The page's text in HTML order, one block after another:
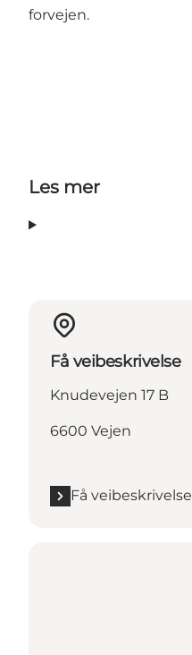
forvejen.
Les mer
Få veibeskrivelse
Knudevejen 17 B
6600 Vejen
Få veibeskrivelse